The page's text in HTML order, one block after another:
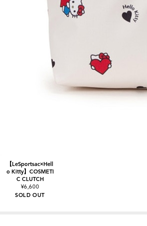
【LeSportsac×Hell
o Kitty】COSMETI
C CLUTCH
¥6,600
SOLD OUT